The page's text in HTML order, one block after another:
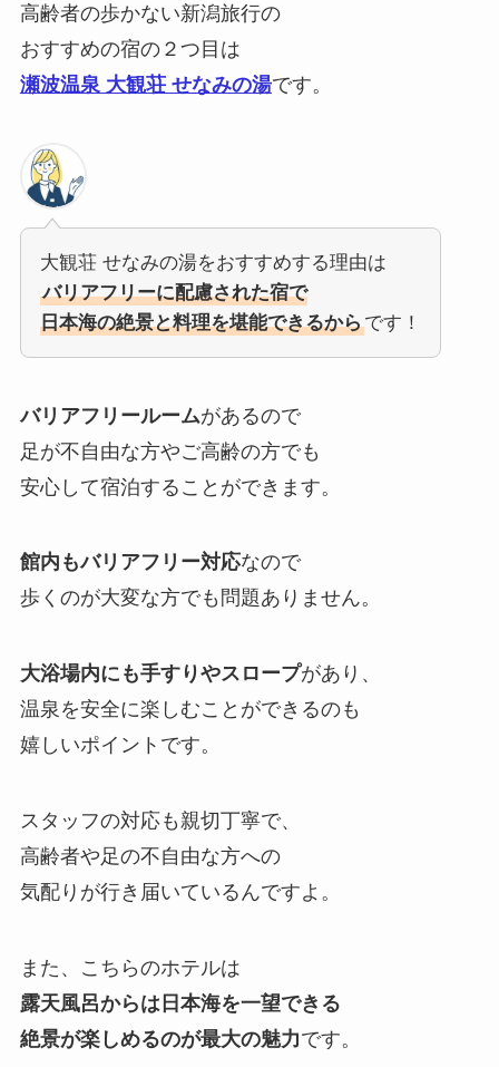
高齢者の歩かない新潟旅行の
おすすめの宿の２つ目は
瀬波温泉 大観荘 せなみの湯です。
大観荘 せなみの湯をおすすめする理由は
バリアフリーに配慮された宿で
日本海の絶景と料理を堪能できるからです！
バリアフリールームがあるので
足が不自由な方やご高齢の方でも
安心して宿泊することができます。
館内もバリアフリー対応なので
歩くのが大変な方でも問題ありません。
大浴場内にも手すりやスロープがあり、
温泉を安全に楽しむことができるのも
嬉しいポイントです。
スタッフの対応も親切丁寧で、
高齢者や足の不自由な方への
気配りが行き届いているんですよ。
また、こちらのホテルは
露天風呂からは日本海を一望できる
絶景が楽しめるのが最大の魅力です。